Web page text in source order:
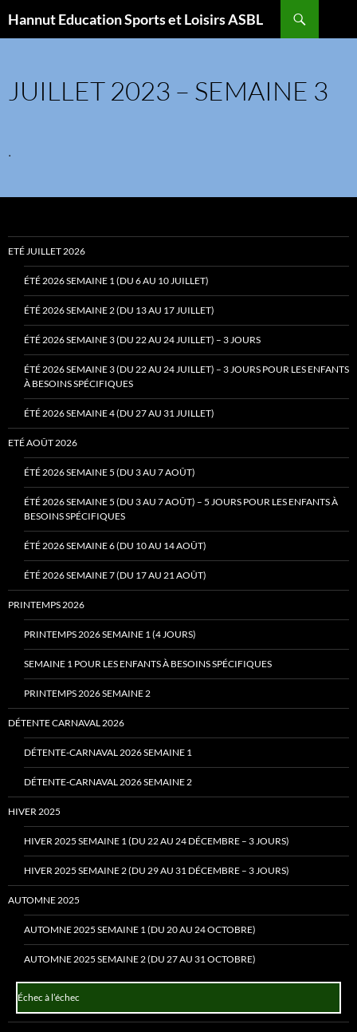
auHannut Education Sports et Loisirs ASBL
JUILLET 2023 – SEMAINE 3
.
ETÉ JUILLET 2026
ÉTÉ 2026 SEMAINE 1 (DU 6 AU 10 JUILLET)
ÉTÉ 2026 SEMAINE 2 (DU 13 AU 17 JUILLET)
ÉTÉ 2026 SEMAINE 3 (DU 22 AU 24 JUILLET) – 3 JOURS
ÉTÉ 2026 SEMAINE 3 (DU 22 AU 24 JUILLET) – 3 JOURS POUR LES ENFANTS
À BESOINS SPÉCIFIQUES
ÉTÉ 2026 SEMAINE 4 (DU 27 AU 31 JUILLET)
ETÉ AOÛT 2026
ÉTÉ 2026 SEMAINE 5 (DU 3 AU 7 AOÛT)
ÉTÉ 2026 SEMAINE 5 (DU 3 AU 7 AOÛT) – 5 JOURS POUR LES ENFANTS À
BESOINS SPÉCIFIQUES
ÉTÉ 2026 SEMAINE 6 (DU 10 AU 14 AOÛT)
ÉTÉ 2026 SEMAINE 7 (DU 17 AU 21 AOÛT)
PRINTEMPS 2026
PRINTEMPS 2026 SEMAINE 1 (4 JOURS)
SEMAINE 1 POUR LES ENFANTS À BESOINS SPÉCIFIQUES
PRINTEMPS 2026 SEMAINE 2
DÉTENTE CARNAVAL 2026
DÉTENTE-CARNAVAL 2026 SEMAINE 1
DÉTENTE-CARNAVAL 2026 SEMAINE 2
HIVER 2025
HIVER 2025 SEMAINE 1 (DU 22 AU 24 DÉCEMBRE – 3 JOURS)
HIVER 2025 SEMAINE 2 (DU 29 AU 31 DÉCEMBRE – 3 JOURS)
AUTOMNE 2025
AUTOMNE 2025 SEMAINE 1 (DU 20 AU 24 OCTOBRE)
AUTOMNE 2025 SEMAINE 2 (DU 27 AU 31 OCTOBRE)
Échec à l’échec